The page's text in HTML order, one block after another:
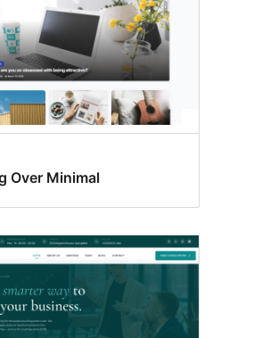
Over Minimal